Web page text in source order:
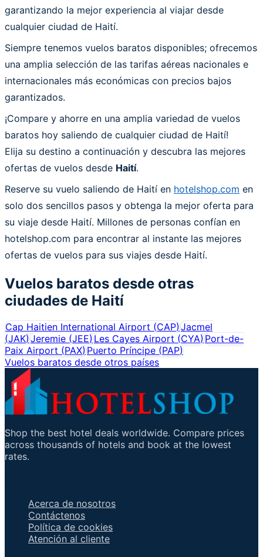
garantizando la mejor experiencia al viajar desde
cualquier ciudad de Haití.
Siempre tenemos vuelos baratos disponibles; ofrecemos
una amplia selección de las tarifas aéreas nacionales e
internacionales más económicas con precios bajos
garantizados.
¡Compare y ahorre en una amplia variedad de vuelos
baratos hoy saliendo de cualquier ciudad de Haití!
Elija su destino a continuación y descubra las mejores
ofertas de vuelos desde Haití.
Reserve su vuelo saliendo de Haití en hotelshop.com en
solo dos sencillos pasos y obtenga la mejor oferta para
su viaje desde Haití. Millones de personas confían en
hotelshop.com para encontrar al instante las mejores
ofertas de vuelos para sus viajes desde Haití.
Vuelos baratos desde otras
ciudades de Haití
Cap Haitien International Airport (CAP)Jacmel
(JAK)Jeremie (JEE) Les Cayes Airport (CYA) Port-de-
Paix Airport (PAX)Puerto Príncipe (PAP)
Vuelos baratos desde otros países
Shop the best hotel deals worldwide. Compare prices
across thousands of hotels and book at the lowest
rates.
Acerca de nosotros
Contáctenos
Política de cookies
Atención al cliente